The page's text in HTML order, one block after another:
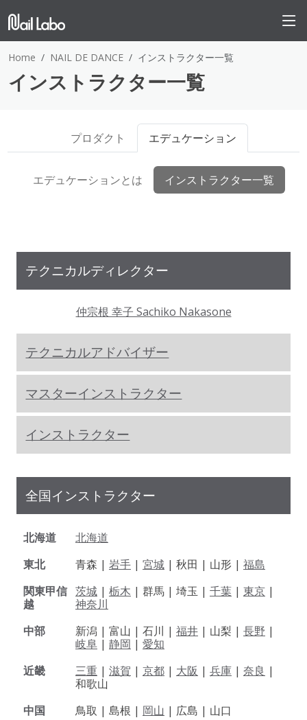
Home NAIL DE DANCE インストラクター一覧
インストラクター一覧
プロダクト エデュケーション
エデュケーションとは インストラクター一覧
テクニカルディレクター
仲宗根 幸子 Sachiko Nakasone
テクニカルアドバイザー
マスターインストラクター
インストラクター
全国インストラクター
北海道
北海道
東北
青森 | 岩手 | 宮城 | 秋田 | 山形 | 福島
関東甲信
越
茨城 | 栃木 | 群馬 | 埼玉 | 千葉 | 東京 |
神奈川
中部
新潟 | 富山 | 石川 | 福井 | 山梨 | 長野 |
岐阜 | 静岡 | 愛知
近畿
三重 | 滋賀 | 京都 | 大阪 | 兵庫 | 奈良 |
和歌山
中国
鳥取 | 島根 | 岡山 | 広島 | 山口